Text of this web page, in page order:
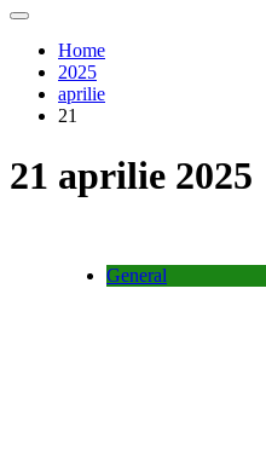
Home
2025
aprilie
21
21 aprilie 2025
General